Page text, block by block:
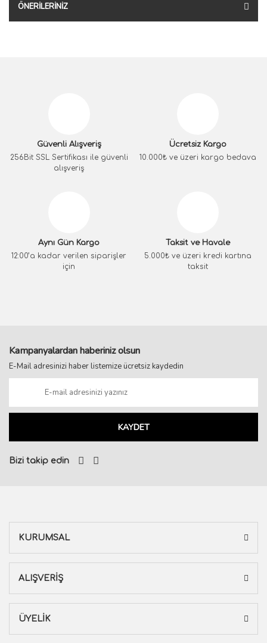
ÖNERILERINIZ
Güvenli Alışveriş
256Bit SSL Sertifikası ile güvenli
alışveriş
Ücretsiz Kargo
10.000₺ ve üzeri kargo bedava
Aynı Gün Kargo
12:00’a kadar verilen siparişler
için
Taksit ve Havale
5.000₺ ve üzeri kredi kartına
taksit
Kampanyalardan haberiniz olsun
E-Mail adresinizi haber listemize ücretsiz kaydedin
KAYDET
Bizi takip edin
KURUMSAL
ALIŞVERİŞ
ÜYELİK